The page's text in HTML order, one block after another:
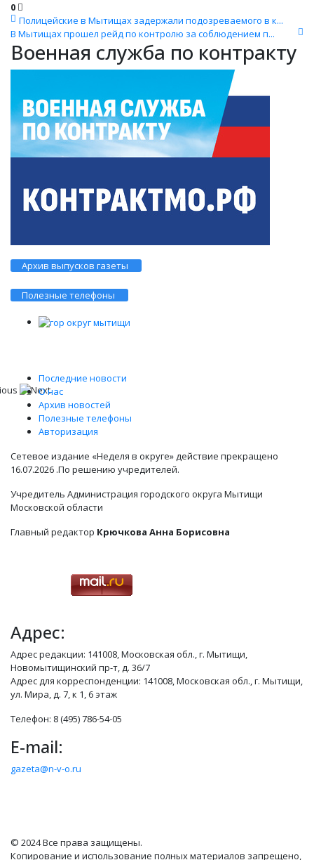
0
Полицейские в Мытищах задержали подозреваемого в к...
В Мытищах прошел рейд по контролю за соблюдением п...
Военная служба по контракту
Архив выпусков газеты
Полезные телефоны
Последние новости
О нас
Архив новостей
Полезные телефоны
Авторизация
Сетевое издание «Неделя в округе» действие прекращено
16.07.2026 .По решению учредителей.
Учредитель Администрация городского округа Мытищи
Московской области
Главный редактор Крючкова Анна Борисовна
Адрес:
Адрес редакции: 141008, Московская обл., г. Мытищи,
Новомытищинский пр-т, д. 36/7
Адрес для корреспонденции: 141008, Московская обл., г. Мытищи,
ул. Мира, д. 7, к 1, 6 этаж
Телефон: 8 (495) 786-54-05
E-mail:
gazeta@n-v-o.ru
© 2024 Все права защищены.
Копирование и использование полных материалов запрещено,